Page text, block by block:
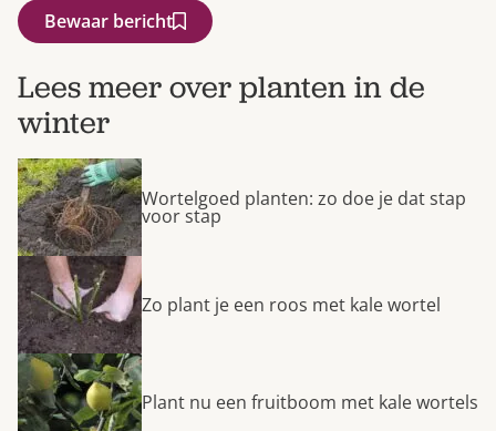
Bewaar bericht
Lees meer over planten in de
winter
Wortelgoed planten: zo doe je dat stap
voor stap
Zo plant je een roos met kale wortel
Plant nu een fruitboom met kale wortels